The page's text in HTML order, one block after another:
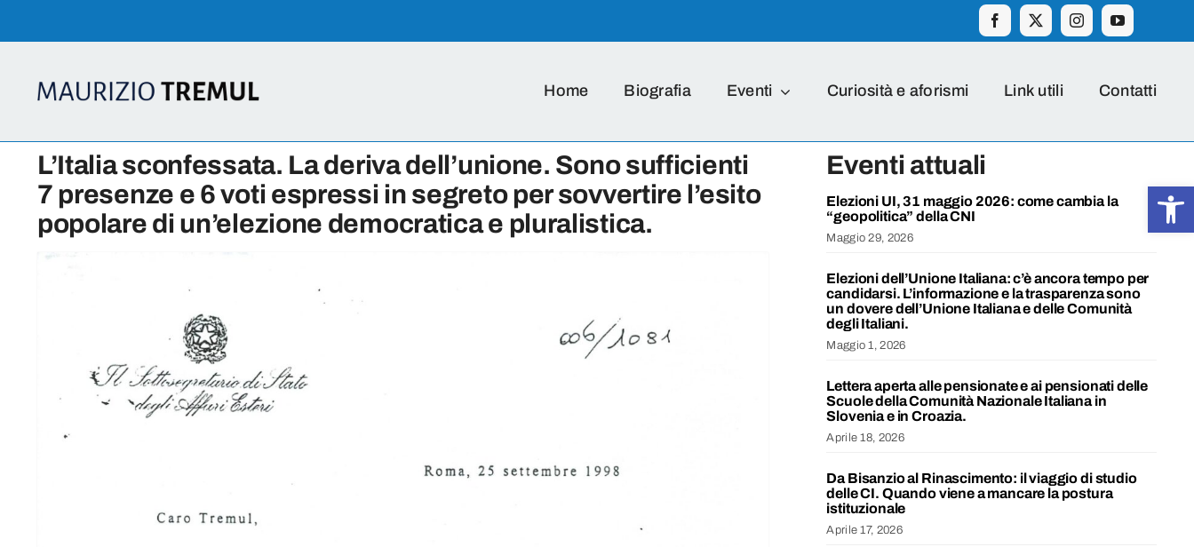
Home Biografia Eventi Curiosità e aforismi Link utili Contatti
L’Italia sconfessata. La deriva dell’unione. Sono sufficienti
7 presenze e 6 voti espressi in segreto per sovvertire l’esito
popolare di un’elezione democratica e pluralistica.
Eventi attuali
Elezioni UI, 31 maggio 2026: come cambia la
“geopolitica” della CNI
Maggio 29, 2026
Elezioni dell’Unione Italiana: c’è ancora tempo per
candidarsi. L’informazione e la trasparenza sono
un dovere dell’Unione Italiana e delle Comunità
degli Italiani.
Maggio 1, 2026
Lettera aperta alle pensionate e ai pensionati delle
Scuole della Comunità Nazionale Italiana in
Slovenia e in Croazia.
Aprile 18, 2026
Da Bisanzio al Rinascimento: il viaggio di studio
delle CI. Quando viene a mancare la postura
istituzionale
Aprile 17, 2026